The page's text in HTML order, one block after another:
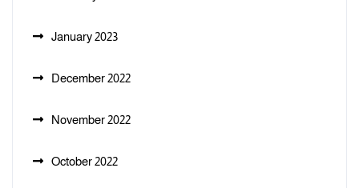
January 2023
December 2022
November 2022
October 2022